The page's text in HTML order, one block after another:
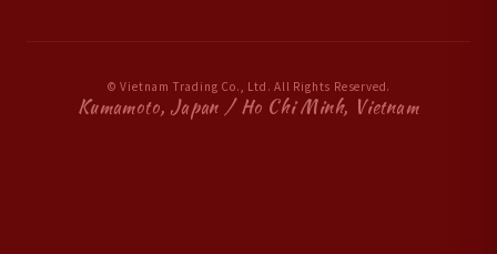
© Vietnam Trading Co., Ltd. All Rights Reserved.
Kumamoto, Japan / Ho Chi Minh, Vietnam